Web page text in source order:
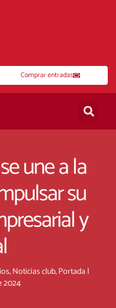
Comprar entradas
une a la
su
y
,Noticias club,Portada |
2024